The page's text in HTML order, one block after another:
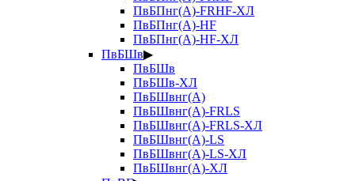
ПвБПнг(А)-FRHF-ХЛ
ПвБПнг(А)-HF
ПвБПнг(А)-HF-ХЛ
ПвБШв▶
ПвБШв
ПвБШв-ХЛ
ПвБШвнг(А)
ПвБШвнг(А)-FRLS
ПвБШвнг(А)-FRLS-ХЛ
ПвБШвнг(А)-LS
ПвБШвнг(А)-LS-ХЛ
ПвБШвнг(А)-ХЛ